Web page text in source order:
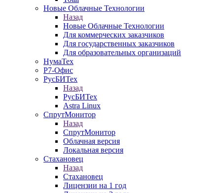
Новые Облачные Технологии
Назад
Новые Облачные Технологии
Для коммерческих заказчиков
Для государственных заказчиков
Для образовательных организаций
НумаТех
Р7-Офис
РусБИТех
Назад
РусБИТех
Astra Linux
СпрутМонитор
Назад
СпрутМонитор
Облачная версия
Локальная версия
Стахановец
Назад
Стахановец
Лицензии на 1 год